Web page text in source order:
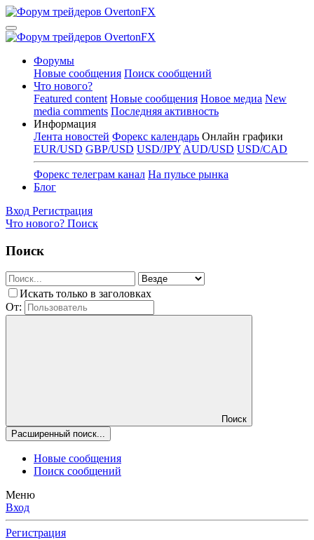
Форумы
Новые сообщения Поиск сообщений
Что нового?
Featured content Новые сообщения Новое медиа New
media comments Последняя активность
Информация
Лента новостей Форекс календарь Онлайн графики
EUR/USD GBP/USD USD/JPY AUD/USD USD/CAD
Форекс телеграм канал На пульсе рынка
Блог
Вход Регистрация
Что нового? Поиск
Поиск
Искать только в заголовках
От:
Поиск
Расширенный поиск...
Новые сообщения
Поиск сообщений
Меню
Вход
Регистрация